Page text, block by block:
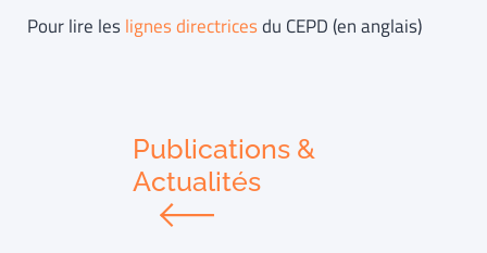
Pour lire leslignes directricesdu CEPD (en anglais)
Publications &
Actualités